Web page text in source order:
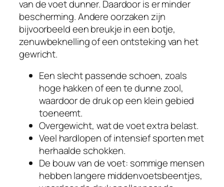
van de voet dunner. Daardoor is er minder
bescherming. Andere oorzaken zijn
bijvoorbeeld een breukje in een botje,
zenuwbeknelling of een ontsteking van het
gewricht.
Een slecht passende schoen, zoals
hoge hakken of een te dunne zool,
waardoor de druk op een klein gebied
toeneemt.
Overgewicht, wat de voet extra belast.
Veel hardlopen of intensief sporten met
herhaalde schokken.
De bouw van de voet: sommige mensen
hebben langere middenvoetsbeentjes,